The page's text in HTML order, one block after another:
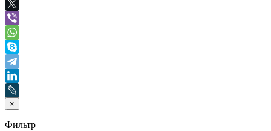
×
Фильтр